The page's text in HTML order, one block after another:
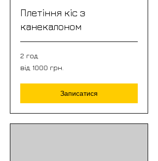
Плетіння кіс з
канекалоном
2 год
від
1000
від 1000 грн.
Записатися